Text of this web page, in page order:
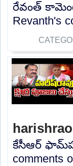
రేవంత్
Revanth's
కేసీఆర్
comments